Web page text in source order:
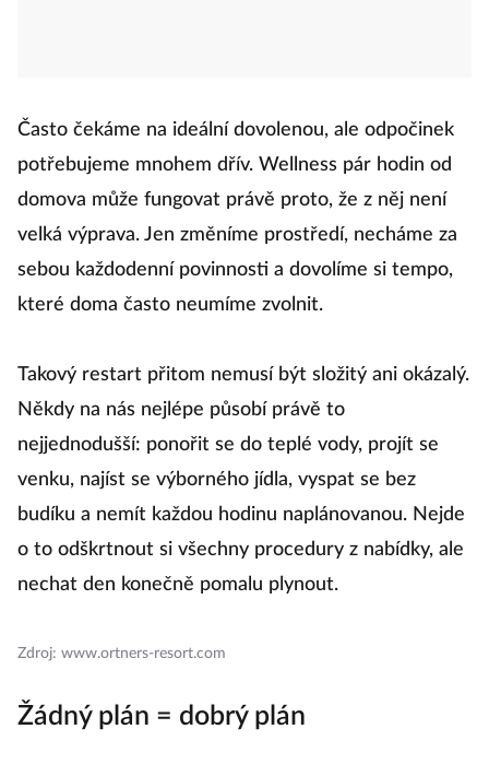
Často čekáme na ideální dovolenou, ale odpočinek
potřebujeme mnohem dřív. Wellness pár hodin od
domova může fungovat právě proto, že z něj není
velká výprava. Jen změníme prostředí, necháme za
sebou každodenní povinnosti a dovolíme si tempo,
které doma často neumíme zvolnit.
Takový restart přitom nemusí být složitý ani okázalý.
Někdy na nás nejlépe působí právě to
nejjednodušší: ponořit se do teplé vody, projít se
venku, najíst se výborného jídla, vyspat se bez
budíku a nemít každou hodinu naplánovanou. Nejde
o to odškrtnout si všechny procedury z nabídky, ale
nechat den konečně pomalu plynout.
Zdroj: www.ortners-resort.com
Žádný plán = dobrý plán